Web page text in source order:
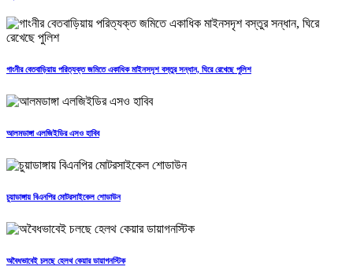
গাংনীর বেতবাড়িয়ায় পরিত্যক্ত জমিতে একাধিক মাইনসদৃশ বস্তুর সন্ধান, ঘিরে রেখেছে পুলিশ
আলমডাঙ্গা এলজিইডির এসও হাবিব
চুয়াডাঙ্গায় বিএনপির মোটরসাইকেল শোডাউন
অবৈধভাবেই চলছে হেলথ কেয়ার ডায়াগনস্টিক